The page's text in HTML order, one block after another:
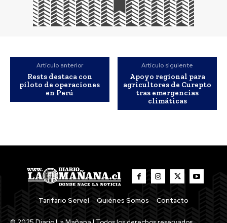
Artículo anterior
Rests destaca con
piloto de operaciones
en Perú
Artículo siguiente
Apoyo regional para
agricultores de Curepto
tras emergencias
climáticas
Tarifario Servel Quiénes Somos Contacto